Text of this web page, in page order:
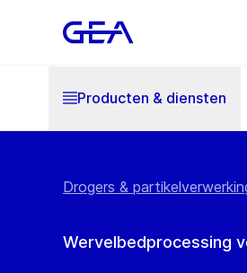
Producten & diensten
Drogers &
Wervelbedprocessing